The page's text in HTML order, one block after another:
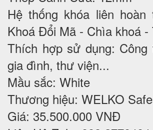
Hệ thống khóa liên hoàn
Khoá Đổi Mã - Chìa khoá -
Thích hợp sử dụng: Công
gia đình, thư viện...
Mầu sắc: White
Thương hiệu: WELKO
Giá: 35.500.000 VNĐ